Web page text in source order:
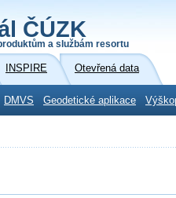
ČÚZK
a službám resortu
INSPIRE Otevřená data
DMVS Geodetické aplikace